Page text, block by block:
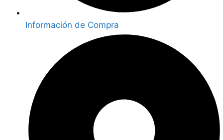
Información de Compra